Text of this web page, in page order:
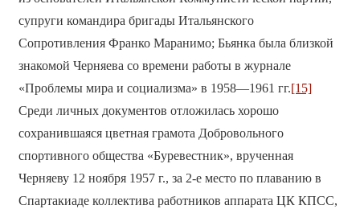
супруги командира бригады Итальянского
Сопротивления Франко Маранимо; Бьянка была близкой
знакомой Черняева со времени работы в журнале
«Проблемы мира и социализма» в 1958—1961 гг.[15]
Среди личных документов отложилась хорошо
сохранившаяся цветная грамота Добровольного
спортивного общества «Буревестник», врученная
Черняеву 12 ноября 1957 г., за 2-е место по плаванию в
Спартакиаде коллектива работников аппарата ЦК КПСС,